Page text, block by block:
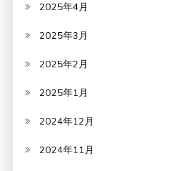
2025年4月
2025年3月
2025年2月
2025年1月
2024年12月
2024年11月